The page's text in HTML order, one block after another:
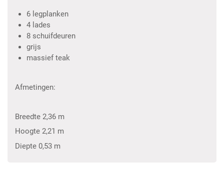
6 legplanken
4 lades
8 schuifdeuren
grijs
massief teak
Afmetingen:
Breedte 2,36 m
Hoogte 2,21 m
Diepte 0,53 m